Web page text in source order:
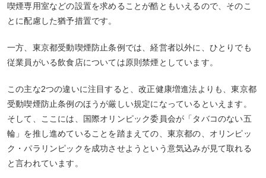
喫煙専用室などの設置を求めることが酷ともいえるので、そのこ
とに配慮した猶予措置です。
一方、東京都受動喫煙防止条例では、経営者以外に、ひとりでも
従業員がいる飲食店については原則禁煙としています。
この主な2つの違いに注目すると、改正健康増進法よりも、東京都
受動喫煙防止条例のほうが厳しい規定になっているといえます。
そして、ここには、国際オリンピック委員会が「タバコのない五
輪」を推し進めていることを踏まえての、東京都の、オリンピッ
ク・パラリンピックを成功させようという意気込みが見て取れる
と言われています。